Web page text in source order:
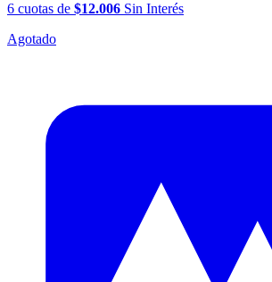
6 cuotas de $12.006 Sin Interés
Agotado